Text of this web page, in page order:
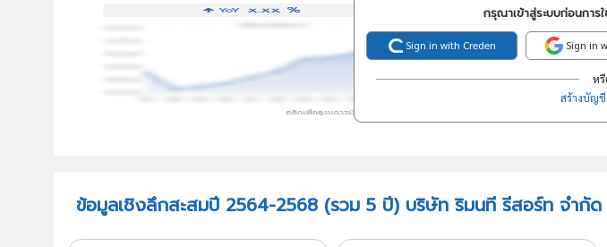
กรุณาเข้าสู่ระบบก่อนกา
Sign in with Creden Sign in
หรื
สร้างบัญ
ข้อมูลเชิงลึกสะสมปี 2564-2568 (รวม 5 ปี) บริษัท ริมนที รีสอร์ท จำกัด